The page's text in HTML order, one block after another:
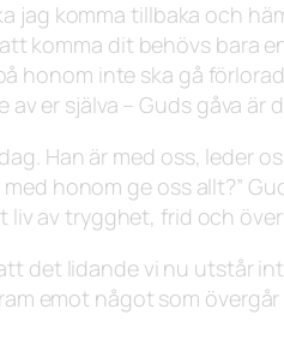
komma tillbaka och
komma dit behövs bara
honom inte ska gå
er själva – Guds gåva är
Han är med oss, leder
honom ge oss allt?”
liv av trygghet, frid och
det lidande vi nu utstår
emot något som övergår